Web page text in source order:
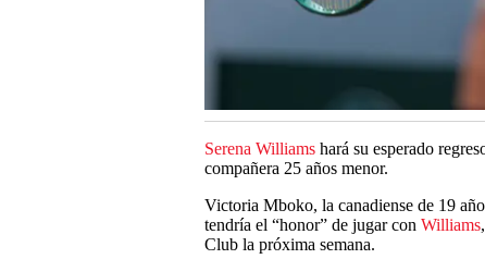
Serena Williams hará su esperado
compañera 25 años menor.
Victoria Mboko, la canadiense de 19
tendría el “honor” de jugar con Williams
Club la próxima semana.